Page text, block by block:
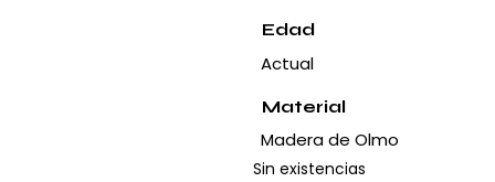
Edad
Actual
Material
Madera de Olmo
Sin existencias